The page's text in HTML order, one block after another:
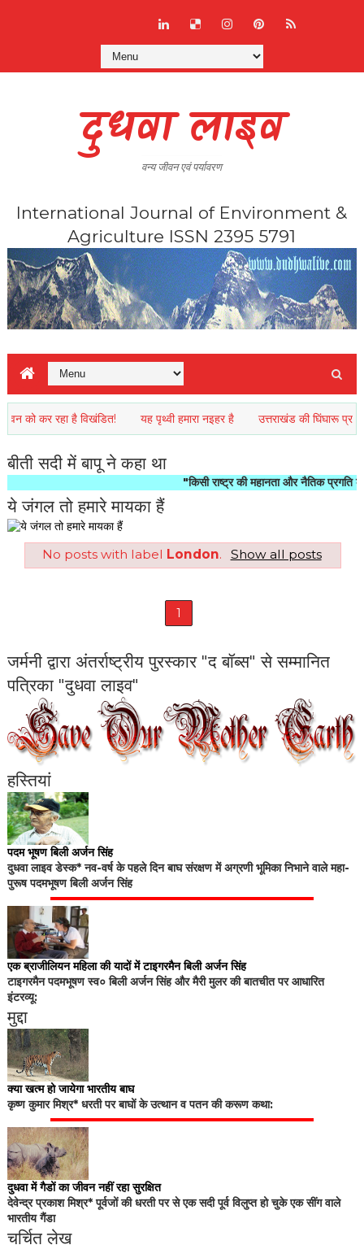
दुधवा लाइव
वन्य जीवन एवं पर्यावरण
International Journal of Environment &
Agriculture ISSN 2395 5791
कर रहा है विखंडित! यह पृथ्वी हमारा नइहर है उत्तराखंड की घिंघारू प्रकृति की
बीती सदी में बापू ने कहा था
"किसी राष्ट्र की महानता और नैतिक प्रगति को इस
ये जंगल तो हमारे मायका हैं
No posts with label London. Show all posts
1
जर्मनी द्वारा अंतर्राष्ट्रीय पुरस्कार "द बॉब्स" से सम्मानित
पत्रिका "दुधवा लाइव"
हस्तियां
पदम भूषण बिली अर्जन सिंह
दुधवा लाइव डेस्क* नव-वर्ष के पहले दिन बाघ संरक्षण में अग्रणी भूमिका निभाने वाले महा-
पुरूष पदमभूषण बिली अर्जन सिंह
एक ब्राजीलियन महिला की यादों में टाइगरमैन बिली अर्जन सिंह
टाइगरमैन पदमभूषण स्व० बिली अर्जन सिंह और मैरी मुलर की बातचीत पर आधारित
इंटरव्यू:
मुद्दा
क्या खत्म हो जायेगा भारतीय बाघ
कृष्ण कुमार मिश्र* धरती पर बाघों के उत्थान व पतन की करूण कथा:
दुधवा में गैडों का जीवन नहीं रहा सुरक्षित
देवेन्द्र प्रकाश मिश्र* पूर्वजों की धरती पर से एक सदी पूर्व विलुप्त हो चुके एक सींग वाले
भारतीय गैंडा
चर्चित लेख